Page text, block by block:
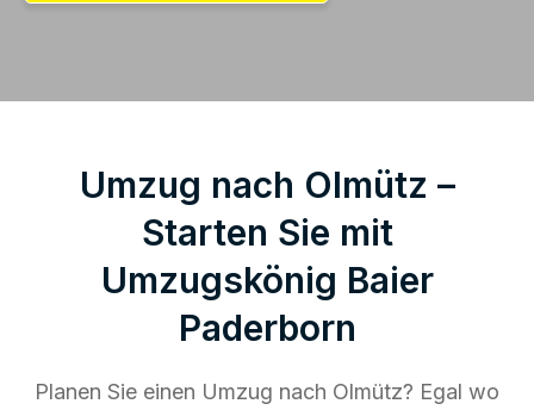
Umzug nach Olmütz –
Starten Sie mit
Umzugskönig Baier
Paderborn
Planen Sie einen Umzug nach Olmütz? Egal wo